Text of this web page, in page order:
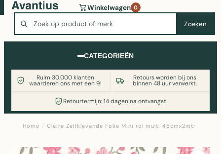
Zoeken
Winkelwagen 0
CATEGORIEËN
Ruim 30.000 klanten
waarderen ons met een 9!
Retours worden bij ons
binnen 48 uur verwerkt.
Retourtermijn: 14 dagen na ontvangst.
Wasmachine of koelkast nodig? Vergelijk alle prijzen op
Witgoedaanbod.nl
Home / Claire Zelfklevende Folie Mini rol multi 45cmx2mtr